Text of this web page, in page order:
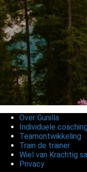
Over Gunilla
Individuele coaching
Teamontwikkeling
Train de trainer
Wiel van Krachtig
Privacy